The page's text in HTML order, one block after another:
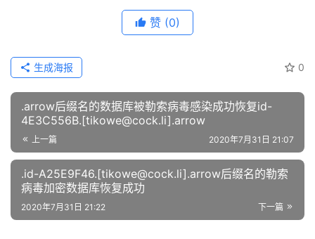
赞 (0)
0
生成海报
.arrow后缀名的数据库被勒索病毒感染成功恢复id-
4E3C556B.[tikowe@cock.li].arrow
上一篇 2020年7月31日 21:07
.id-A25E9F46.[tikowe@cock.li].arrow后缀名的勒索
病毒加密数据库恢复成功
下一篇
2020年7月31日 21:22